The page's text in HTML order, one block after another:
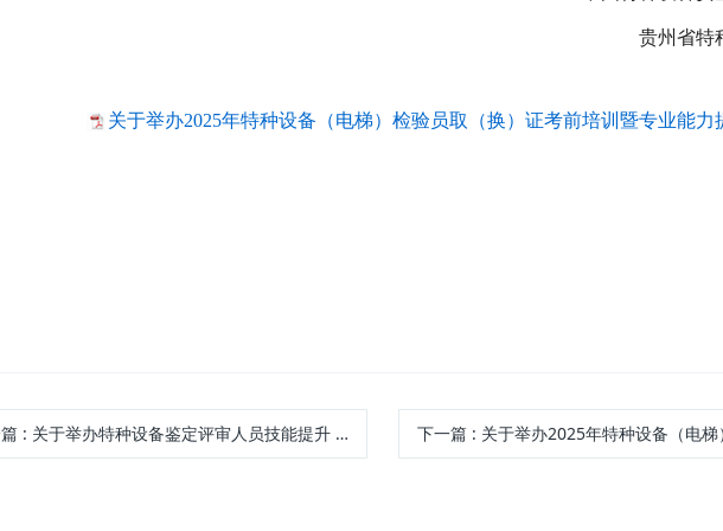
贵州省特
关于举办2025年特种设备（电梯）检验员取（换）证考前培训暨专业能力
: 关于举办特种设备鉴定评审人员技能提升 培训活动的通知 下一篇 : 关于举办2025年特种设备（电梯）检验员取（换）证考前培训暨专业